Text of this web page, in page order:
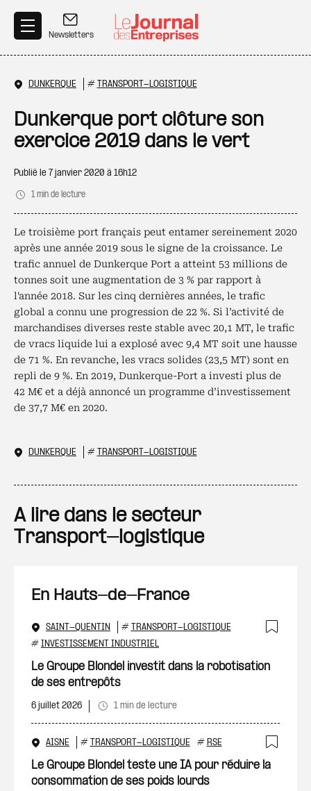
Newsletters
DUNKERQUE # TRANSPORT-LOGISTIQUE
Dunkerque port clôture son
exercice 2019 dans le vert
Publié le 7 janvier 2020 à 16h12
1 min de lecture
Le troisième port français peut entamer sereinement 2020
après une année 2019 sous le signe de la croissance. Le
trafic annuel de Dunkerque Port a atteint 53 millions de
tonnes soit une augmentation de 3 % par rapport à
l'année 2018. Sur les cinq dernières années, le trafic
global a connu une progression de 22 %. Si l’activité de
marchandises diverses reste stable avec 20,1 MT, le trafic
de vracs liquide lui a explosé avec 9,4 MT soit une hausse
de 71 %. En revanche, les vracs solides (23,5 MT) sont en
repli de 9 %. En 2019, Dunkerque-Port a investi plus de
42 M€ et a déjà annoncé un programme d’investissement
de 37,7 M€ en 2020.
DUNKERQUE # TRANSPORT-LOGISTIQUE
A lire dans le secteur
Transport-logistique
En Hauts-de-France
SAINT-QUENTIN # TRANSPORT-LOGISTIQUE
# INVESTISSEMENT INDUSTRIEL
Le Groupe Blondel investit dans la robotisation
de ses entrepôts
6 juillet 2026 1 min de lecture
AISNE # TRANSPORT-LOGISTIQUE # RSE
Le Groupe Blondel teste une IA pour réduire la
consommation de ses poids lourds